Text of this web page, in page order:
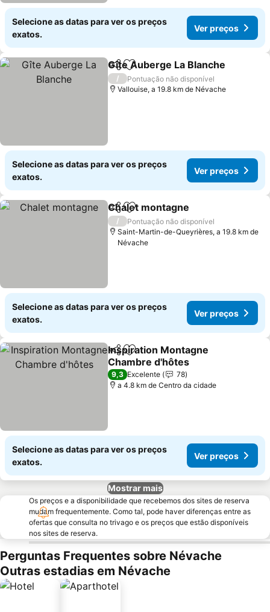
Selecione as datas para ver os preços
exatos.
Ver preços
PartilharAdicionar aos favoritos
Gîte Auberge La Blanche
/
Pontuação não disponível
Vallouise, a 19.8 km de Névache
Selecione as datas para ver os preços
exatos.
Ver preços
PartilharAdicionar aos favoritos
Chalet montagne
/
Pontuação não disponível
Saint-Martin-de-Queyrières, a 19.8 km de
Névache
Selecione as datas para ver os preços
exatos.
Ver preços
PartilharAdicionar aos favoritos
Inspiration Montagne
Chambre d'hôtes
9,3 Excelente
78
a 4.8 km de Centro da cidade
Selecione as datas para ver os preços
exatos.
Ver preços
Mostrar mais
Os preços e a disponibilidade que recebemos dos sites de reserva
mudam frequentemente. Como tal, pode haver diferenças entre as
ofertas que consulta no trivago e os preços que estão disponíveis
nos sites de reserva.
Perguntas Frequentes sobre Névache
Outras estadias em Névache